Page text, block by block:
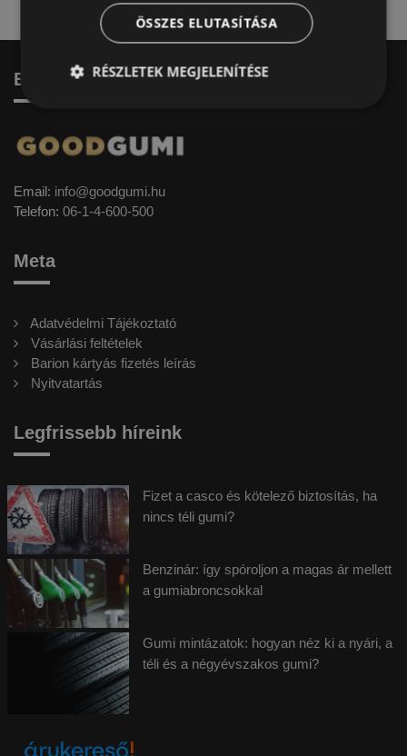
Elérhetőség
Email: info@goodgumi.hu
Telefon: 06-1-4-600-500
Meta
Adatvédelmi Tájékoztató
Vásárlási feltételek
Barion kártyás fizetés leírás
Nyitvatartás
Legfrissebb híreink
Fizet a casco és kötelező biztosítás, ha
nincs téli gumi?
Benzinár: így spóroljon a magas ár mellett
a gumiabroncsokkal
Gumi mintázatok: hogyan néz ki a nyári, a
téli és a négyévszakos gumi?
ÖSSZES ELUTASÍTÁSA
RÉSZLETEK MEGJELENÍTÉSE